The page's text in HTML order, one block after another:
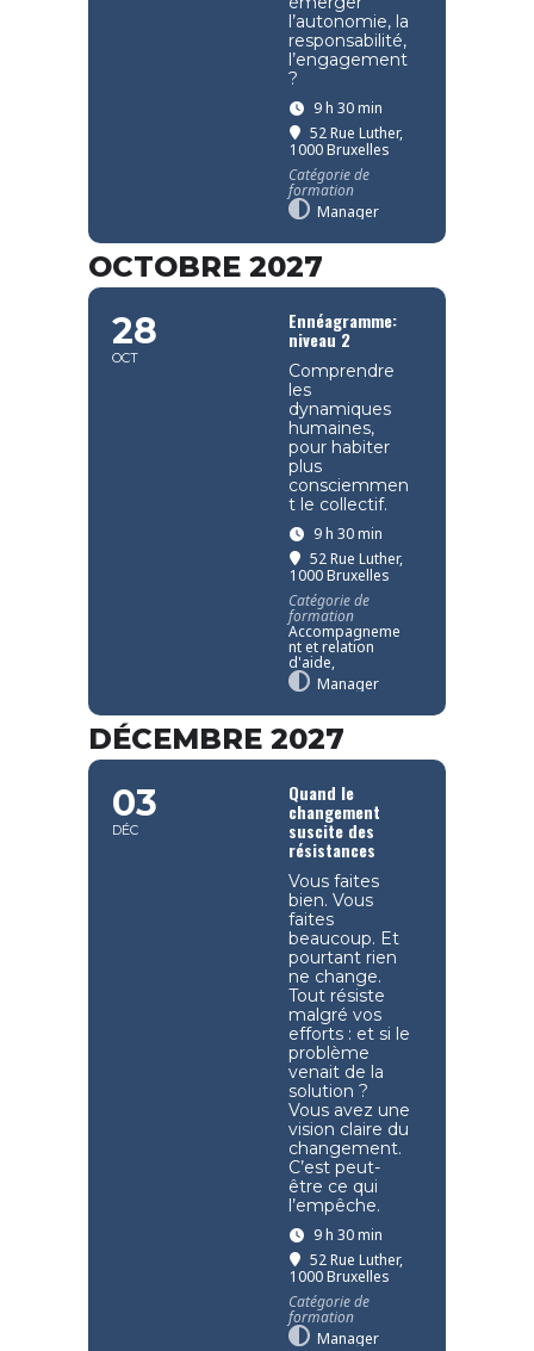
l’autonomie, la
responsabilité,
l’engagement
?
9 h 30 min
52 Rue Luther,
1000 Bruxelles
Catégorie de
formation
Manager
OCTOBRE 2027
28
OCT
Ennéagramme:
niveau 2
Comprendre
les
dynamiques
humaines,
pour habiter
plus
consciemmen
t le collectif.
9 h 30 min
52 Rue Luther,
1000 Bruxelles
Catégorie de
formation
Accompagneme
nt et relation
d'aide,
Manager
DÉCEMBRE 2027
03
DÉC
Quand le
changement
suscite des
résistances
Vous faites
bien. Vous
faites
beaucoup. Et
pourtant rien
ne change.
Tout résiste
malgré vos
efforts : et si le
problème
venait de la
solution ?
Vous avez une
vision claire du
changement.
C’est peut-
être ce qui
l’empêche.
9 h 30 min
52 Rue Luther,
1000 Bruxelles
Catégorie de
formation
Manager